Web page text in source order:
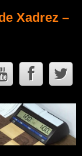
Xadrez –